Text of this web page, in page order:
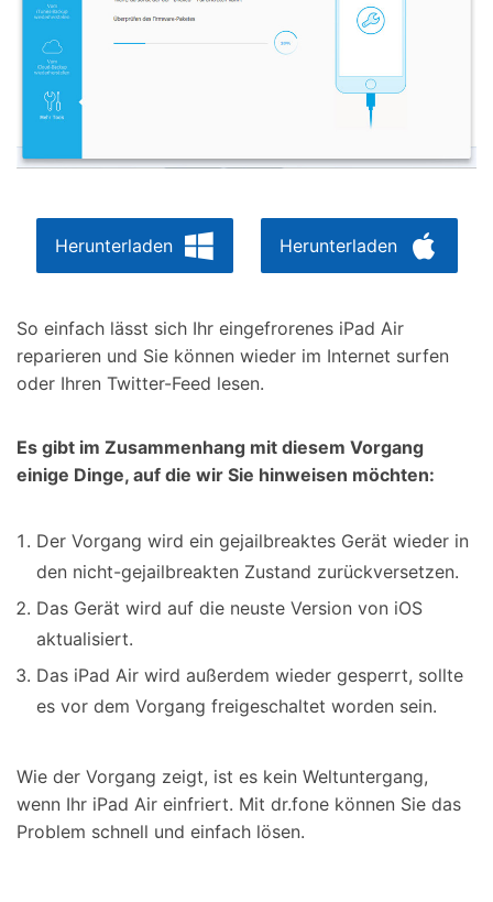
Herunterladen Herunterladen
So einfach lässt sich Ihr eingefrorenes iPad Air
reparieren und Sie können wieder im Internet surfen
oder Ihren Twitter-Feed lesen.
Es gibt im Zusammenhang mit diesem Vorgang
einige Dinge, auf die wir Sie hinweisen möchten:
Der Vorgang wird ein gejailbreaktes Gerät wieder in
den nicht-gejailbreakten Zustand zurückversetzen.
Das Gerät wird auf die neuste Version von iOS
aktualisiert.
Das iPad Air wird außerdem wieder gesperrt, sollte
es vor dem Vorgang freigeschaltet worden sein.
Wie der Vorgang zeigt, ist es kein Weltuntergang,
wenn Ihr iPad Air einfriert. Mit dr.fone können Sie das
Problem schnell und einfach lösen.